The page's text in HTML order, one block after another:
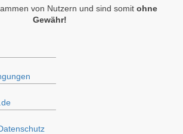
von Nutzern und sind somit ohne
Gewähr!